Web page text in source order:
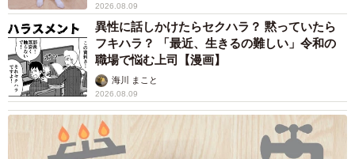
で長く在胎週数を保てた三つ子はなかなかいないそうで、
そこはもってよかったと思いました」
2026.08.09
異性に話しかけたらセクハラ？ 黙っていたら
フキハラ？ 「最近、生きるの難しい」令和の
職場で悩む上司【漫画】
海川 まこと
2026.08.09